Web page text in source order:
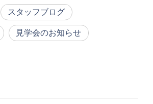
スタッフブログ
見学会のお知らせ